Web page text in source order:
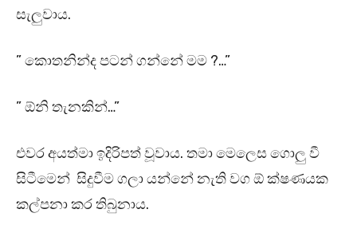
සැලුවාය.
” කොතනින්ද පටන් ගන්නේ මම ?…”
” ඕනි තැනකින්…”
එවර අයත්මා ඉදිරිපත් වූවාය. තමා මෙලෙස ගොලු වී
සිටීමෙන් සිදුවීම ගලා යන්නේ නැති වග ඕ ක්ෂණයක
කල්පනා කර තිබුනාය.